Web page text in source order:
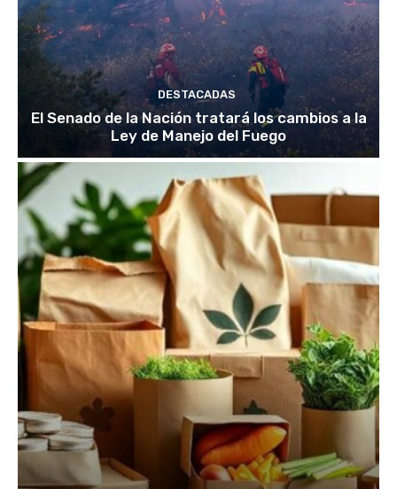
DESTACADAS
El Senado de la Nación tratará los cambios a la
Ley de Manejo del Fuego